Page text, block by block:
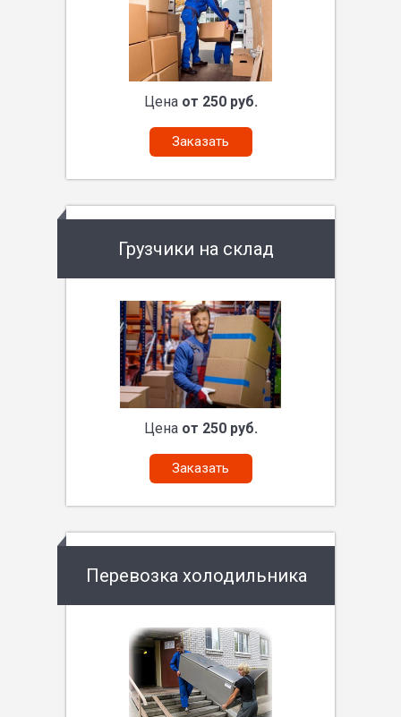
Цена от 250 руб.
Заказать
Грузчики на склад
Цена от 250 руб.
Заказать
Перевозка холодильника